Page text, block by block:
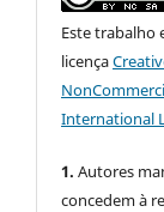
Este trabalho
licença
International
1. Autores
concedem à